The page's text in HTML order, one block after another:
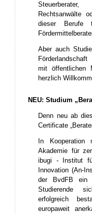
Rechtsanwälte
dieser Berufe
Aber auch
mit öffentlichen
herzlich
NEU: Studium
Denn neu ab
Certificate
In
Akademie für
ibugi - Institut
Innovation (An-
der BvdFB ein
Studierende
erfolgreich
europaweit